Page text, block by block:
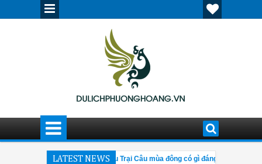
LATEST NEWS
ấn tượng, nổi bật 3:42 PM Cửu Trại Câu mùa đông có gì đáng đến?